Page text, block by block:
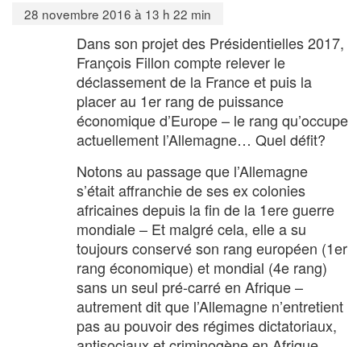
28 novembre 2016 à 13 h 22 min
Dans son projet des Présidentielles 2017,
François Fillon compte relever le
déclassement de la France et puis la
placer au 1er rang de puissance
économique d’Europe – le rang qu’occupe
actuellement l’Allemagne… Quel défit?
Notons au passage que l’Allemagne
s’était affranchie de ses ex colonies
africaines depuis la fin de la 1ere guerre
mondiale – Et malgré cela, elle a su
toujours conservé son rang européen (1er
rang économique) et mondial (4e rang)
sans un seul pré-carré en Afrique –
autrement dit que l’Allemagne n’entretient
pas au pouvoir des régimes dictatoriaux,